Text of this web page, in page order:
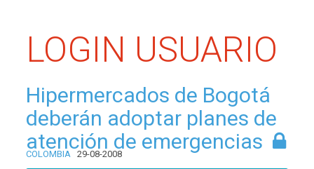
LOGIN USUARIO
Hipermercados de Bogotá
deberán adoptar planes de
atención de emergencias
COLOMBIA 29-08-2008